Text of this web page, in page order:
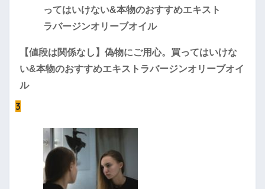
【値段は関係なし】偽物にご用心。買ってはいけな
い&本物のおすすめエキストラバージンオリーブオイ
ル
3